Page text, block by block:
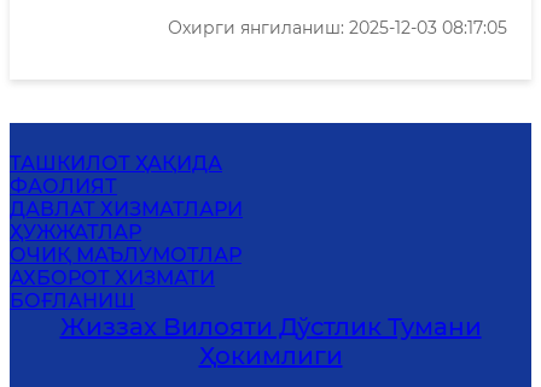
Охирги янгиланиш: 2025-12-03 08:17:05
ТАШКИЛОТ ҲАҚИДА
ФАОЛИЯТ
ДАВЛАТ ХИЗМАТЛАРИ
ҲУЖЖАТЛАР
ОЧИҚ МАЪЛУМОТЛАР
АХБОРОТ ХИЗМАТИ
БОҒЛАНИШ
Жиззах Вилояти Дўстлик Тумани
Ҳокимлиги